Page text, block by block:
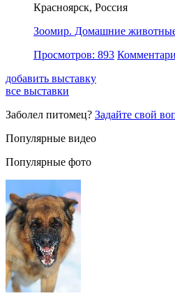
Красноярск, Россия
Зоомир. Домашние
Просмотров: 893
добавить выставку
все выставки
Заболел питомец? Задайте свой
Популярные видео
Популярные фото